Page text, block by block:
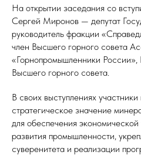
На открытии заседания со
Сергей Миронов — депутат
руководитель фракции
член Высшего горного совета
«Горнопромышленники
Высшего горного совета.
В своих выступлениях участники
стратегическое значение
для обеспечения
развития промышленности,
суверенитета и реализации